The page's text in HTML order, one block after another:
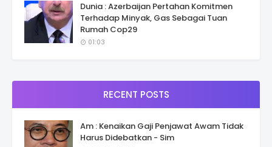
Dunia : Azerbaijan Pertahan Komitmen
Terhadap Minyak, Gas Sebagai Tuan
Rumah Cop29
01:03
RECENT POSTS
Am : Kenaikan Gaji Penjawat Awam Tidak
Harus Didebatkan - Sim